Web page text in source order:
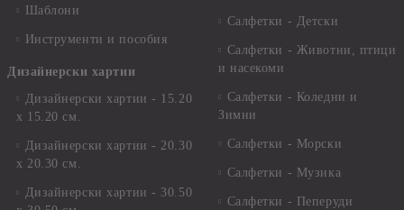
Шаблони
Инструменти и пособия
Дизайнерски хартии
Дизайнерски хартии - 15.20
х 15.20 см.
Дизайнерски хартии - 20.30
х 20.30 см.
Дизайнерски хартии - 30.50
Салфетки - Детски
Салфетки - Животни, птици
и насекоми
Салфетки - Коледни и
Зимни
Салфетки - Морски
Салфетки - Музика
Салфетки - Пеперуди